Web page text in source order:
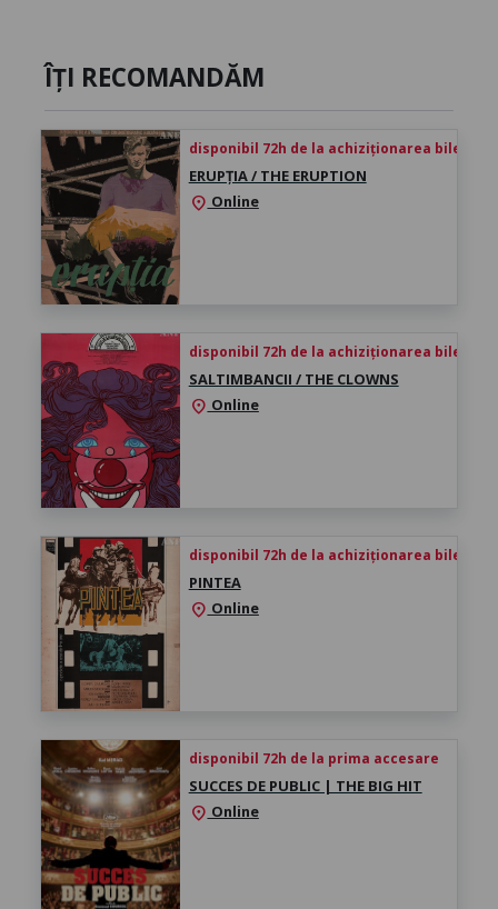
ÎȚI RECOMANDĂM
disponibil 72h de la achiziționarea biletului
ERUPȚIA / THE ERUPTION
location_on Online
disponibil 72h de la achiziționarea biletului
SALTIMBANCII / THE CLOWNS
location_on Online
disponibil 72h de la achiziționarea biletului
PINTEA
location_on Online
disponibil 72h de la prima accesare
SUCCES DE PUBLIC | THE BIG HIT
location_on Online